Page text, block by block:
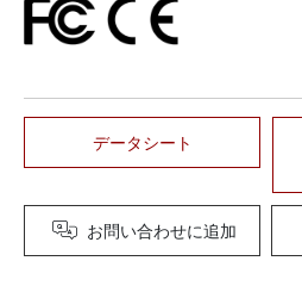
データシート
お問い合わせに追加